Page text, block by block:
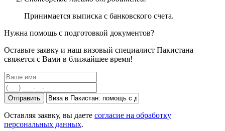
Принимается выписка с банковского счета.
Нужна помощь с подготовкой документов?
Оставьте заявку и наш визовый специалист Пакистана
свяжется с Вами в ближайшее время!
Отправить
Оставляя заявку, вы даете согласие на обработку
персональных данных.